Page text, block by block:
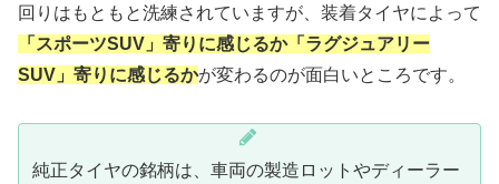
回りはもともと洗練されていますが、装着タイヤによって
「スポーツSUV」寄りに感じるか「ラグジュアリー
SUV」寄りに感じるかが変わるのが面白いところです。
純正タイヤの銘柄は、車両の製造ロットやディーラー